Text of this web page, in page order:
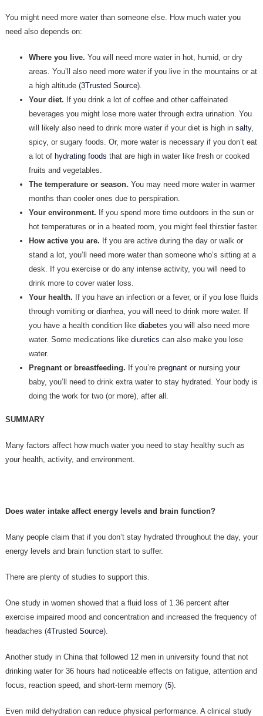
You might need more water than someone else. How much water you
need also depends on:
Where you live. You will need more water in hot, humid, or dry
areas. You’ll also need more water if you live in the mountains or at
a high altitude (3Trusted Source).
Your diet. If you drink a lot of coffee and other caffeinated
beverages you might lose more water through extra urination. You
will likely also need to drink more water if your diet is high in salty,
spicy, or sugary foods. Or, more water is necessary if you don’t eat
a lot of hydrating foods that are high in water like fresh or cooked
fruits and vegetables.
The temperature or season. You may need more water in warmer
months than cooler ones due to perspiration.
Your environment. If you spend more time outdoors in the sun or
hot temperatures or in a heated room, you might feel thirstier faster.
How active you are. If you are active during the day or walk or
stand a lot, you’ll need more water than someone who’s sitting at a
desk. If you exercise or do any intense activity, you will need to
drink more to cover water loss.
Your health. If you have an infection or a fever, or if you lose fluids
through vomiting or diarrhea, you will need to drink more water. If
you have a health condition like diabetes you will also need more
water. Some medications like diuretics can also make you lose
water.
Pregnant or breastfeeding. If you’re pregnant or nursing your
baby, you’ll need to drink extra water to stay hydrated. Your body is
doing the work for two (or more), after all.
SUMMARY
Many factors affect how much water you need to stay healthy such as
your health, activity, and environment.
Does water intake affect energy levels and brain function?
Many people claim that if you don’t stay hydrated throughout the day, your
energy levels and brain function start to suffer.
There are plenty of studies to support this.
One study in women showed that a fluid loss of 1.36 percent after
exercise impaired mood and concentration and increased the frequency of
headaches (4Trusted Source).
Another study in China that followed 12 men in university found that not
drinking water for 36 hours had noticeable effects on fatigue, attention and
focus, reaction speed, and short-term memory (5).
Even mild dehydration can reduce physical performance. A clinical study